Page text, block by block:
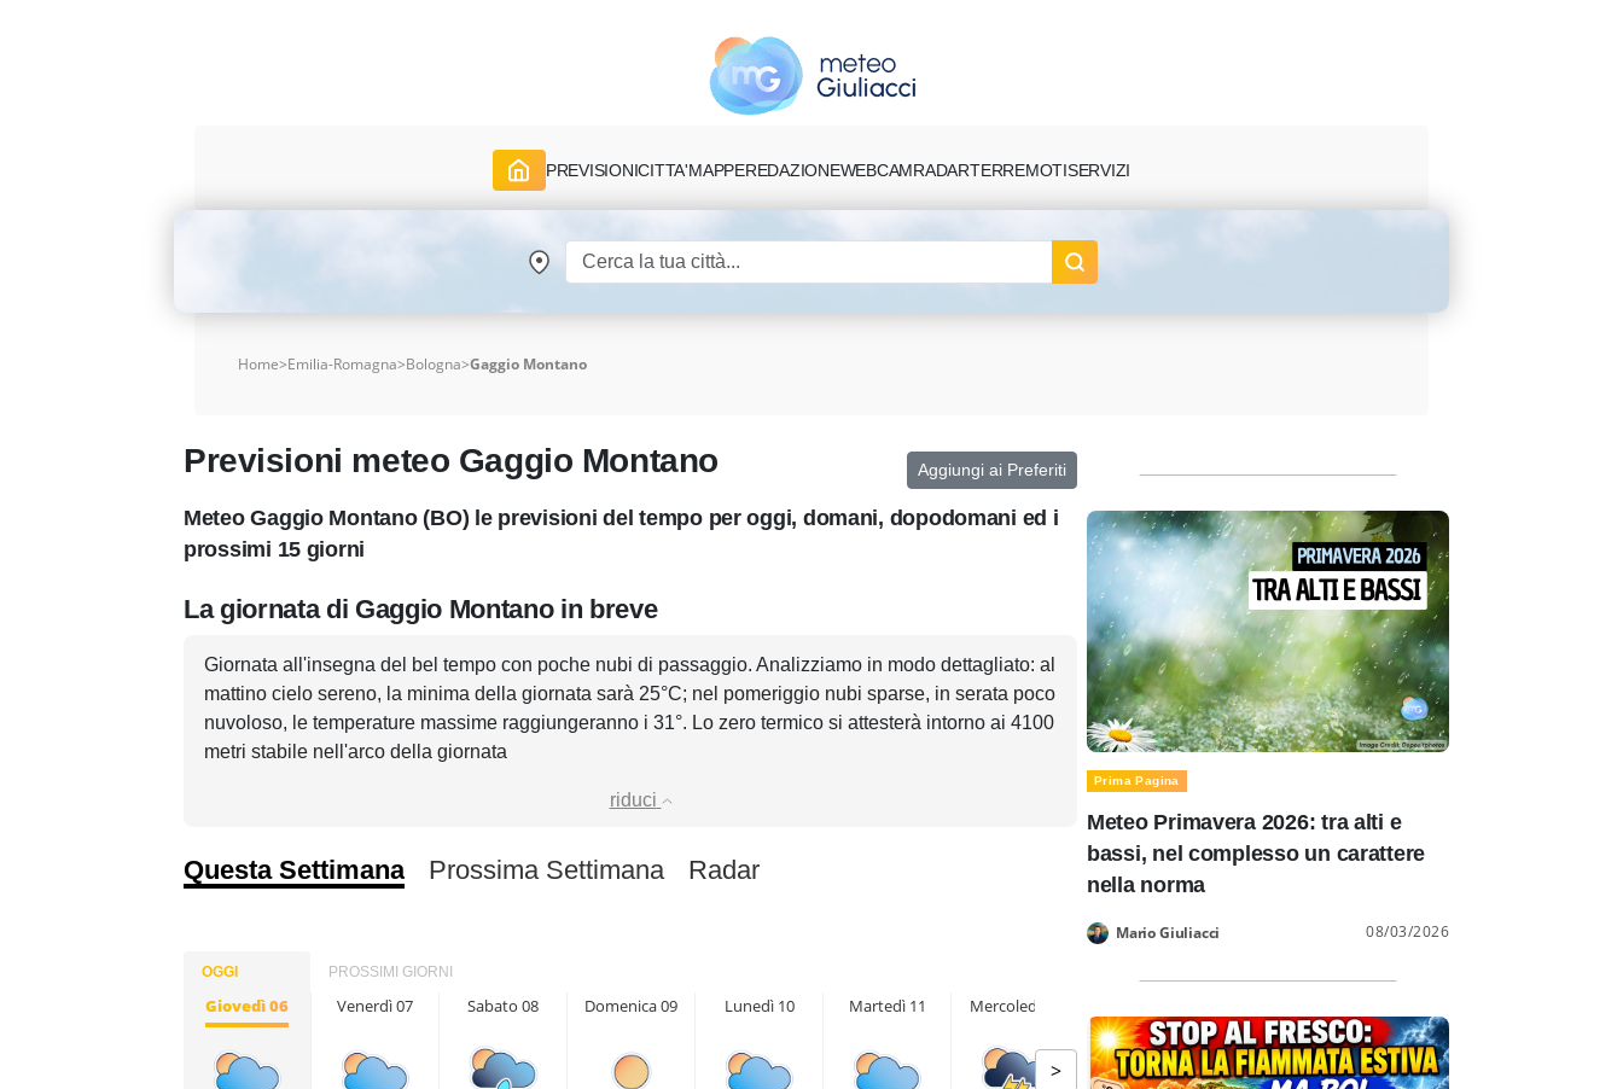
PREVISIONICITTA'MAPPEREDAZIONEWEBCAMRADARTERREMOTISERVIZI
Home>Emilia-Romagna>Bologna>Gaggio Montano
Previsioni meteo Gaggio Montano Aggiungi ai Preferiti
Meteo Gaggio Montano (BO) le previsioni del tempo per oggi, domani, dopodomani ed i
prossimi 15 giorni
La giornata di Gaggio Montano in breve
Giornata all'insegna del bel tempo con poche nubi di passaggio. Analizziamo in modo dettagliato: al
mattino cielo sereno, la minima della giornata sarà 25°C; nel pomeriggio nubi sparse, in serata poco
nuvoloso, le temperature massime raggiungeranno i 31°. Lo zero termico si attesterà intorno ai 4100
metri stabile nell'arco della giornata
riduci
Questa Settimana Prossima Settimana Radar
OGGI PROSSIMI GIORNI
Giovedì 06 Venerdì 07 Sabato 08 Domenica 09 Lunedì 10 Martedì 11 Mercoledì 12
>
Prima Pagina
Meteo Primavera 2026: tra alti e
bassi, nel complesso un carattere
nella norma
Mario Giuliacci 08/03/2026